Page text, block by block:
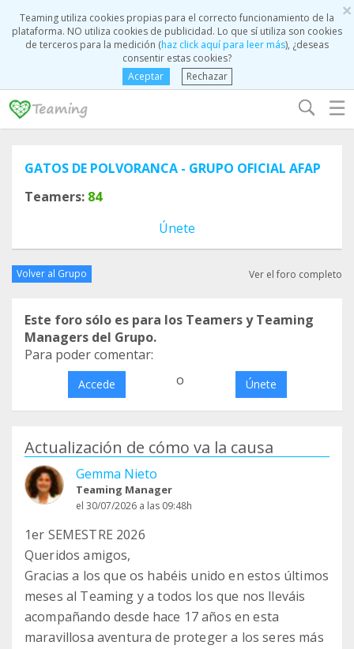
×
Teaming utiliza cookies propias para el correcto funcionamiento de la
plataforma. NO utiliza cookies de publicidad. Lo que sí utiliza son cookies
de terceros para la medición (haz click aquí para leer más), ¿deseas
consentir estas cookies?
Aceptar
Rechazar
☰
GATOS DE POLVORANCA - GRUPO OFICIAL AFAP
Teamers: 84
Únete
Volver al Grupo Ver el foro completo
Este foro sólo es para los Teamers y Teaming
Managers del Grupo.
Para poder comentar:
Accede o Únete
Actualización de cómo va la causa
Gemma Nieto
Teaming Manager
el 30/07/2026 a las 09:48h
1er SEMESTRE 2026
Queridos amigos,
Gracias a los que os habéis unido en estos últimos
meses al Teaming y a todos los que nos lleváis
acompañando desde hace 17 años en esta
maravillosa aventura de proteger a los seres más